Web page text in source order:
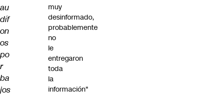
au
díf
on
os
po
r
ba
jos
muy
desinformado,
probablemente
no
le
entregaron
toda
la
información"